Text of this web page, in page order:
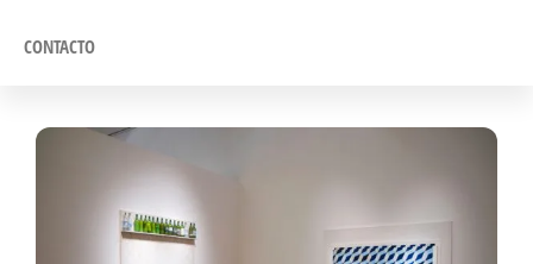
CONTACTO